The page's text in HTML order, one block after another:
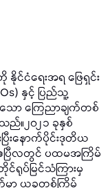
င်ငံရေးအရ ဖြေရှင်း
နှင့် ပြည်သူ့
ော ကြေညာချက်တစ်
။၂၀၂၁ ခုနှစ်
းနောက်ပိုင်းဒုတိယ
ဧပြီလတွင် ပထမအကြိမ်
ရုပ်မြင်သံကြားမှ